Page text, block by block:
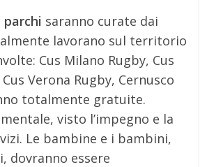
saranno curate dai
lavorano sul territorio
Cus Milano Rugby, Cus
Verona Rugby, Cernusco
totalmente gratuite.
visto l’impegno e la
Le bambine e i bambini,
dovranno essere